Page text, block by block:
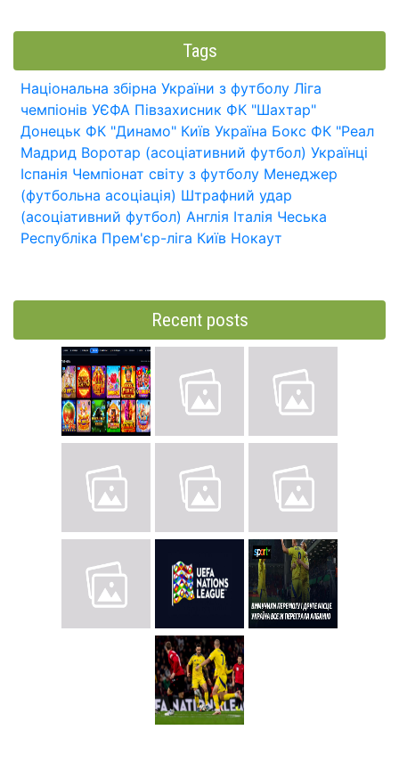
Tags
Національна збірна України з футболу Ліга
чемпіонів УЄФА Півзахисник ФК "Шахтар"
Донецьк ФК "Динамо" Київ Україна Бокс ФК "Реал
Мадрид Воротар (асоціативний футбол) Українці
Іспанія Чемпіонат світу з футболу Менеджер
(футбольна асоціація) Штрафний удар
(асоціативний футбол) Англія Італія Чеська
Республіка Прем'єр-ліга Київ Нокаут
Recent posts